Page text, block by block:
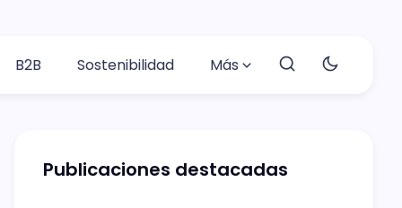
B2B Sostenibilidad Más
Publicaciones destacadas